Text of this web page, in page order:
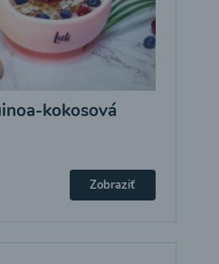
kokosová
Zobraziť